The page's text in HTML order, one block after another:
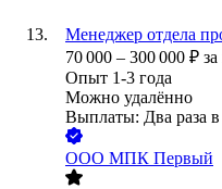
Менеджер отдела
70 000 – 300 000 ₽
Опыт 1-3 года
Можно удалённо
Выплаты: Два раза в
ООО МПК Первый